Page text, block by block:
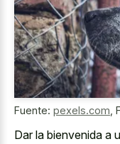
Fuente: pexels.com
Dar la bienvenida a